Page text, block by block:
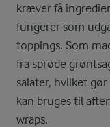
kræver få
fungerer som
toppings. Som
fra sprøde
salater, hvilket
kan bruges til
wraps.